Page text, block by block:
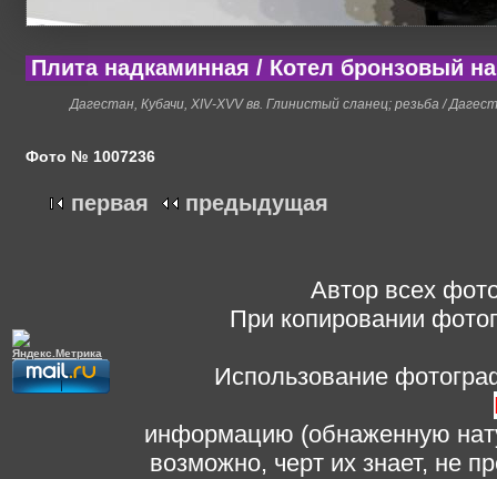
Плита надкаминная / Котел бронзовый
Дагестан, Кубачи, XIV-XVVвв. Глинистый сланец; резьба /
Фото № 1007236
первая предыдущая
Автор всех
При копировании
Использование
информацию (обнаженную
возможно, черт их знает, не